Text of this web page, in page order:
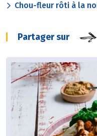
Chou-fleur rôti à la
Partager sur